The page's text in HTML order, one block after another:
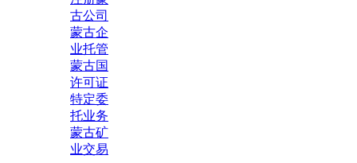
古公司
蒙古企
业托管
蒙古国
许可证
特定委
托业务
蒙古矿
业交易